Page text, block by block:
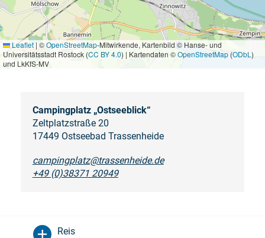
Leaflet | ©OpenStreetMap-Mitwirkende, Kartenbild © Hanse- und
Universitätsstadt Rostock (CC BY 4.0) | Kartendaten ©OpenStreetMap (ODbL )
und LkKfS-MV
Campingplatz „Ostseeblick“
Zeltplatzstraße 20
17449 Ostseebad Trassenheide
campingplatz@trassenheide.de
+49 (0)38371 20949
Reis